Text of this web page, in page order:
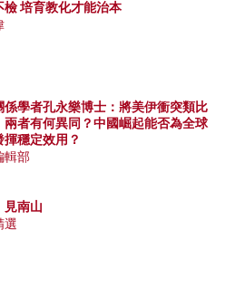
檢 培育教化才能治本
係學者孔永樂博士：將美伊衝突類比
兩者有何異同？中國崛起能否為全球
揮穩定效用？
輯部
見南山
選